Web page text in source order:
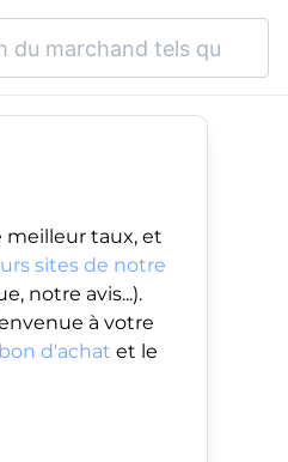
meilleur taux, et
sites de notre
notre avis...).
à votre
d'achat et le